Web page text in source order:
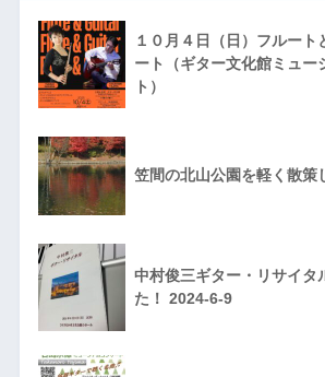
１０月４日（日）フルート
ート（ギター文化館ミュー
ト）
笠間の北山公園を軽く散策
中村俊三ギター・リサイタ
た！ 2024-6-9